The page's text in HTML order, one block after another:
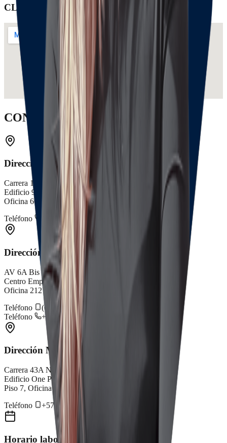
CLIENTES
CONTACTOS
Dirección Bogotá
Carrera 14 # 94 - 44 Torre B.
Edificio 94 - 44 PH
Oficina 601
Teléfono
+57 317 3795688
Dirección Cali
AV 6A Bis # 35N - 100
Centro Empresarial Chipichape
Oficina 212
Teléfono
(602) 659 4075
Teléfono
+57 315 5776200
Dirección Medellín
Carrera 43A No. 5A-113
Edificio One Plaza P.H., Torre Sur
Piso 7, Oficina 0713
Teléfono
+57 312 6944221
Horario laboral